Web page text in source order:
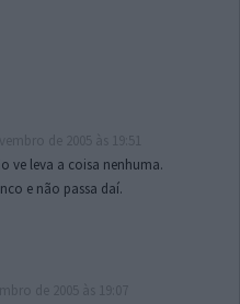
ve leva a coisa nenhuma.
e não passa daí.